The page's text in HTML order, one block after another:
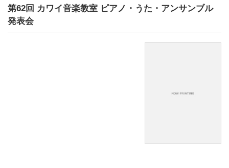
第62回 カワイ音楽教室 ピアノ・うた・アンサンブル
発表会